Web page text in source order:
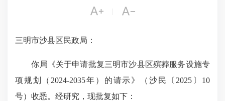
 
三明市沙县区民政局：
你局《关于申请批复三明市沙县区殡葬服务设施专
项规划（2024-2035年）的请示》（沙民〔2025〕10
号）收悉。经研究，现批复如下：